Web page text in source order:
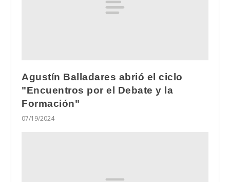
Agustín Balladares abrió el ciclo
"Encuentros por el Debate y la
Formación"
07/19/2024